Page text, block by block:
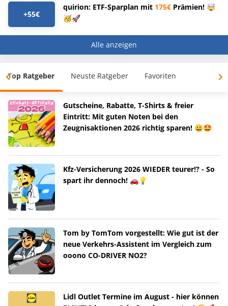
+55€
quirion: ETF-Sparplan mit 175€ Prämien! 🤯
🥳🚀
Alle anzeigen
Top Ratgeber Neuste Ratgeber Favoriten
Gutscheine, Rabatte, T-Shirts & freier
Eintritt: Mit guten Noten bei den
Zeugnisaktionen 2026 richtig sparen! 😀🤩
Kfz-Versicherung 2026 WIEDER teurer!? - So
spart ihr dennoch! 🚗💡
Tom by TomTom vorgestellt: Wie gut ist der
neue Verkehrs-Assistent im Vergleich zum
ooono CO-DRIVER NO2?
Lidl Outlet Termine im August - hier können